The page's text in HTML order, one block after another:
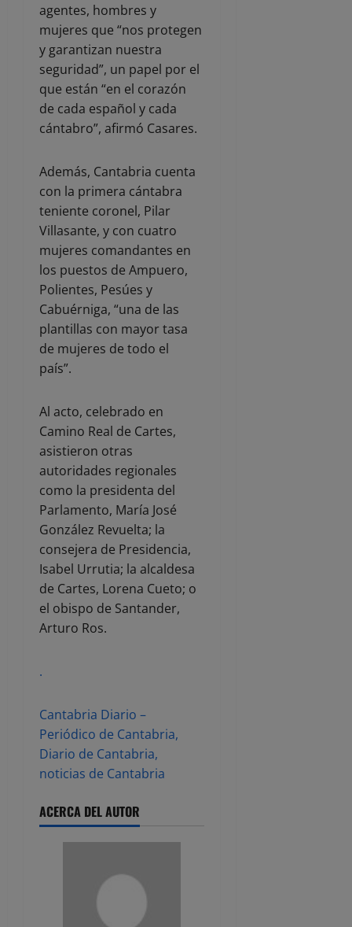
agentes, hombres y
mujeres que “nos protegen
y garantizan nuestra
seguridad”, un papel por el
que están “en el corazón
de cada español y cada
cántabro”, afirmó Casares.
Además, Cantabria cuenta
con la primera cántabra
teniente coronel, Pilar
Villasante, y con cuatro
mujeres comandantes en
los puestos de Ampuero,
Polientes, Pesúes y
Cabuérniga, “una de las
plantillas con mayor tasa
de mujeres de todo el
país”.
Al acto, celebrado en
Camino Real de Cartes,
asistieron otras
autoridades regionales
como la presidenta del
Parlamento, María José
González Revuelta; la
consejera de Presidencia,
Isabel Urrutia; la alcaldesa
de Cartes, Lorena Cueto; o
el obispo de Santander,
Arturo Ros.
.
Cantabria Diario –
Periódico de Cantabria,
Diario de Cantabria,
noticias de Cantabria
ACERCA DEL AUTOR